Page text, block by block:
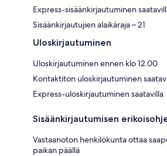
Express-sisäänkirjautuminen
Sisäänkirjautujien alaikäraja – 21
Uloskirjautuminen
Uloskirjautuminen ennen klo 12.00
Kontaktiton uloskirjautuminen
Express-uloskirjautuminen saatavilla
Sisäänkirjautumisen
Vastaanoton henkilökunta ottaa
paikan päällä